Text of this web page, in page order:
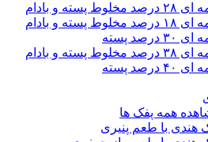
مخلوط پسته و بادام
مخلوط پسته و بادام
۳۰ درصد پسته
مخلوط پسته و بادام
۴۰ درصد پسته
همه پفک ها
هندی با طعم پنیری